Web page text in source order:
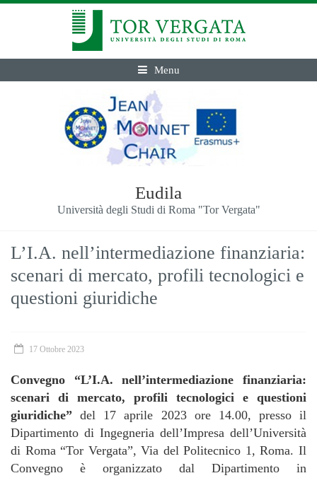
Menu
Eudila
Università degli Studi di Roma "Tor Vergata"
L’I.A. nell’intermediazione finanziaria:
scenari di mercato, profili tecnologici e
questioni giuridiche
17 Ottobre 2023
Convegno “L’I.A. nell’intermediazione finanziaria:
scenari di mercato, profili tecnologici e questioni
giuridiche” del 17 aprile 2023 ore 14.00, presso il
Dipartimento di Ingegneria dell’Impresa dell’Università
di Roma “Tor Vergata”, Via del Politecnico 1, Roma. Il
Convegno è organizzato dal Dipartimento in